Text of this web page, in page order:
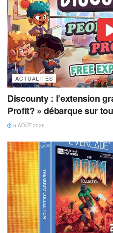
ACTUALITÉS
Discounty : l’extension
Profit? » débarque sur
6 AOÛT 2026